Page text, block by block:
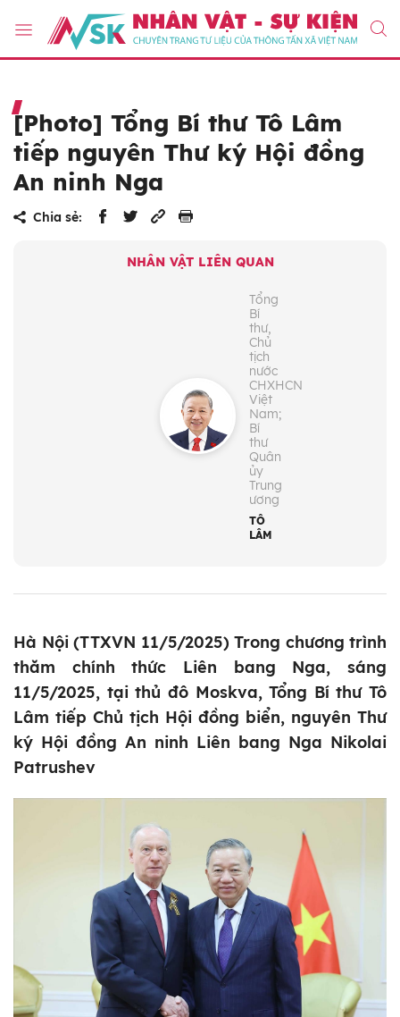
[Photo] Tổng Bí thư Tô Lâm
tiếp nguyên Thư ký Hội đồng
An ninh Nga
Chia sẻ:
NHÂN VẬT LIÊN QUAN
Tổng
Bí
thư,
Chủ
tịch
nước
CHXHCN
Việt
Nam;
Bí
thư
Quân
ủy
Trung
ương
TÔ
LÂM
Hà Nội (TTXVN 11/5/2025) Trong chương trình
thăm chính thức Liên bang Nga, sáng
11/5/2025, tại thủ đô Moskva, Tổng Bí thư Tô
Lâm tiếp Chủ tịch Hội đồng biển, nguyên Thư
ký Hội đồng An ninh Liên bang Nga Nikolai
Patrushev